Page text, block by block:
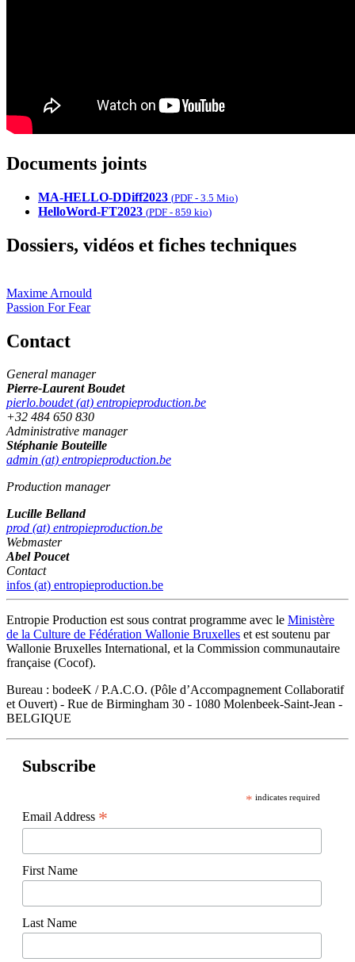
Documents joints
MA-HELLO-DDiff2023 (PDF - 3.5 Mio)
HelloWord-FT2023 (PDF - 859 kio)
Dossiers, vidéos et fiches techniques
Maxime Arnould
Passion For Fear
Contact
General manager
Pierre-Laurent Boudet
pierlo.boudet (at) entropieproduction.be
+32 484 650 830
Administrative manager
Stéphanie Bouteille
admin (at) entropieproduction.be
Production manager
Lucille Belland
prod (at) entropieproduction.be
Webmaster
Abel Poucet
Contact
infos (at) entropieproduction.be
Entropie Production est sous contrat programme avec le Ministère
de la Culture de Fédération Wallonie Bruxelles et est soutenu par
Wallonie Bruxelles International, et la Commission communautaire
française (Cocof).
Bureau : bodeeK / P.A.C.O. (Pôle d’Accompagnement Collaboratif
et Ouvert) - Rue de Birmingham 30 - 1080 Molenbeek-Saint-Jean -
BELGIQUE
Subscribe
* indicates required
Email Address *
First Name
Last Name